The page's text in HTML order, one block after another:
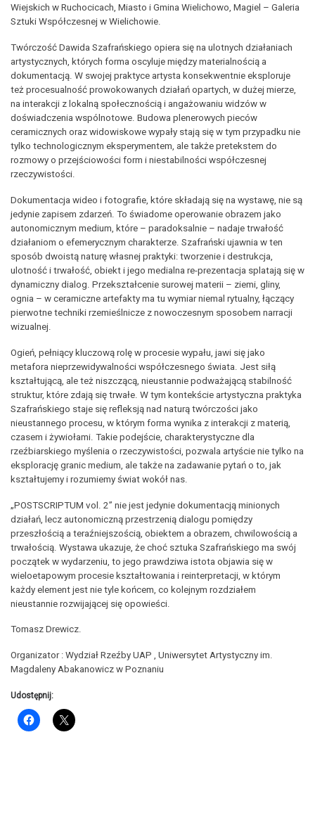
Wiejskich w Ruchocicach, Miasto i Gmina Wielichowo, Magiel – Galeria
Sztuki Współczesnej w Wielichowie.
Twórczość Dawida Szafrańskiego opiera się na ulotnych działaniach
artystycznych, których forma oscyluje między materialnością a
dokumentacją. W swojej praktyce artysta konsekwentnie eksploruje
też procesualność prowokowanych działań opartych, w dużej mierze,
na interakcji z lokalną społecznością i angażowaniu widzów w
doświadczenia wspólnotowe. Budowa plenerowych pieców
ceramicznych oraz widowiskowe wypały stają się w tym przypadku nie
tylko technologicznym eksperymentem, ale także pretekstem do
rozmowy o przejściowości form i niestabilności współczesnej
rzeczywistości.
Dokumentacja wideo i fotografie, które składają się na wystawę, nie są
jedynie zapisem zdarzeń. To świadome operowanie obrazem jako
autonomicznym medium, które – paradoksalnie – nadaje trwałość
działaniom o efemerycznym charakterze. Szafrański ujawnia w ten
sposób dwoistą naturę własnej praktyki: tworzenie i destrukcja,
ulotność i trwałość, obiekt i jego medialna re-prezentacja splatają się w
dynamiczny dialog. Przekształcenie surowej materii – ziemi, gliny,
ognia – w ceramiczne artefakty ma tu wymiar niemal rytualny, łączący
pierwotne techniki rzemieślnicze z nowoczesnym sposobem narracji
wizualnej.
Ogień, pełniący kluczową rolę w procesie wypału, jawi się jako
metafora nieprzewidywalności współczesnego świata. Jest siłą
kształtującą, ale też niszczącą, nieustannie podważającą stabilność
struktur, które zdają się trwałe. W tym kontekście artystyczna praktyka
Szafrańskiego staje się refleksją nad naturą twórczości jako
nieustannego procesu, w którym forma wynika z interakcji z materią,
czasem i żywiołami. Takie podejście, charakterystyczne dla
rzeźbiarskiego myślenia o rzeczywistości, pozwala artyście nie tylko na
eksplorację granic medium, ale także na zadawanie pytań o to, jak
kształtujemy i rozumiemy świat wokół nas.
„POSTSCRIPTUM vol. 2” nie jest jedynie dokumentacją minionych
działań, lecz autonomiczną przestrzenią dialogu pomiędzy
przeszłością a teraźniejszością, obiektem a obrazem, chwilowością a
trwałością. Wystawa ukazuje, że choć sztuka Szafrańskiego ma swój
początek w wydarzeniu, to jego prawdziwa istota objawia się w
wieloetapowym procesie kształtowania i reinterpretacji, w którym
każdy element jest nie tyle końcem, co kolejnym rozdziałem
nieustannie rozwijającej się opowieści.
Tomasz Drewicz.
Organizator : Wydział Rzeźby UAP , Uniwersytet Artystyczny im.
Magdaleny Abakanowicz w Poznaniu
Udostępnij: